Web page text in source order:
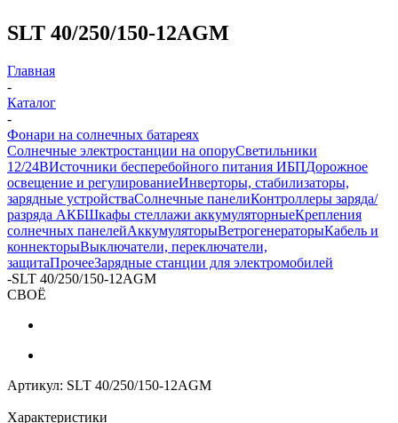
SLT 40/250/150-12AGM
Главная
-
Каталог
-
Фонари на солнечных батареях
Солнечные электростанции на опоруСветильники
12/24ВИсточники бесперебойного питания ИБПДорожное
освещение и регулированиеИнверторы, стабилизаторы,
зарядные устройстваСолнечные панелиКонтроллеры заряда/
разряда АКБШкафы стеллажи аккумуляторныеКрепления
солнечных панелейАккумуляторыВетрогенераторыКабель и
коннекторыВыключатели, переключатели,
защитаПрочееЗарядные станции для электромобилей
-SLT 40/250/150-12AGM
СВОЁ
Артикул: SLT 40/250/150-12AGM
Характеристики